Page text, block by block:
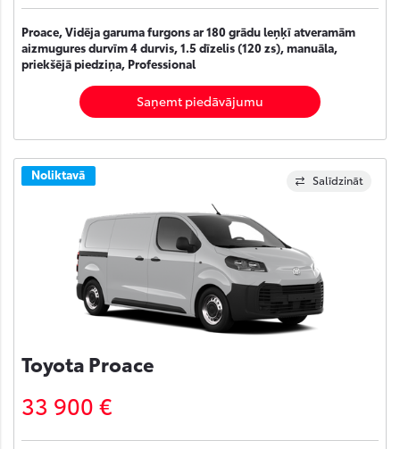
Proace, Vidēja garuma furgons ar 180 grādu leņķī atveramām
aizmugures durvīm 4 durvis, 1.5 dīzelis (120 zs), manuāla,
priekšējā piedziņa, Professional
Saņemt piedāvājumu
Salīdzināt
Noliktavā
Toyota Proace
33 900 €